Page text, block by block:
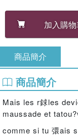
加入購
商品簡介
商品簡介
Mais les r銶les
maussade et
comme si tu 彋ais